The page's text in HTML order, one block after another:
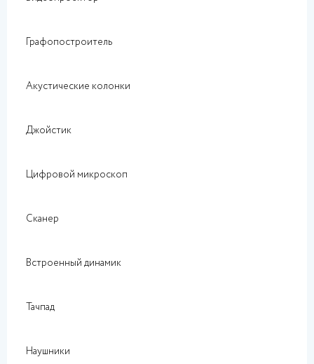
Графопостроитель
Акустические колонки
Джойстик
Цифровой микроскоп
Сканер
Встроенный динамик
Тачпад
Наушники